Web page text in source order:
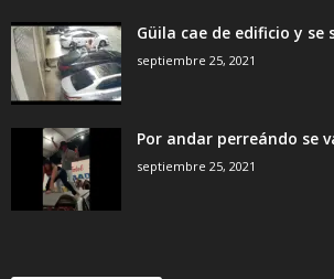
Güila cae de edificio y se
septiembre 25, 2021
Por andar perreándo se
septiembre 25, 2021